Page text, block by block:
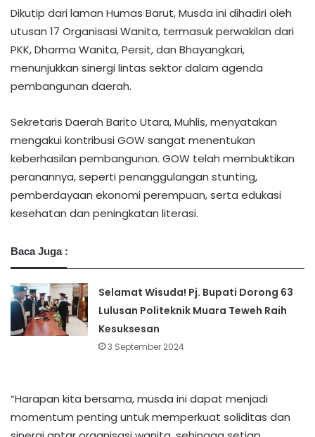
Dikutip dari laman Humas Barut, Musda ini dihadiri oleh
utusan 17 Organisasi Wanita, termasuk perwakilan dari
PKK, Dharma Wanita, Persit, dan Bhayangkari,
menunjukkan sinergi lintas sektor dalam agenda
pembangunan daerah.
Sekretaris Daerah Barito Utara, Muhlis, menyatakan
mengakui kontribusi GOW sangat menentukan
keberhasilan pembangunan. GOW telah membuktikan
peranannya, seperti penanggulangan stunting,
pemberdayaan ekonomi perempuan, serta edukasi
kesehatan dan peningkatan literasi.
Baca Juga :
Selamat Wisuda! Pj. Bupati Dorong 63
Lulusan Politeknik Muara Teweh Raih
Kesuksesan
3 September 2024
“Harapan kita bersama, musda ini dapat menjadi
momentum penting untuk memperkuat soliditas dan